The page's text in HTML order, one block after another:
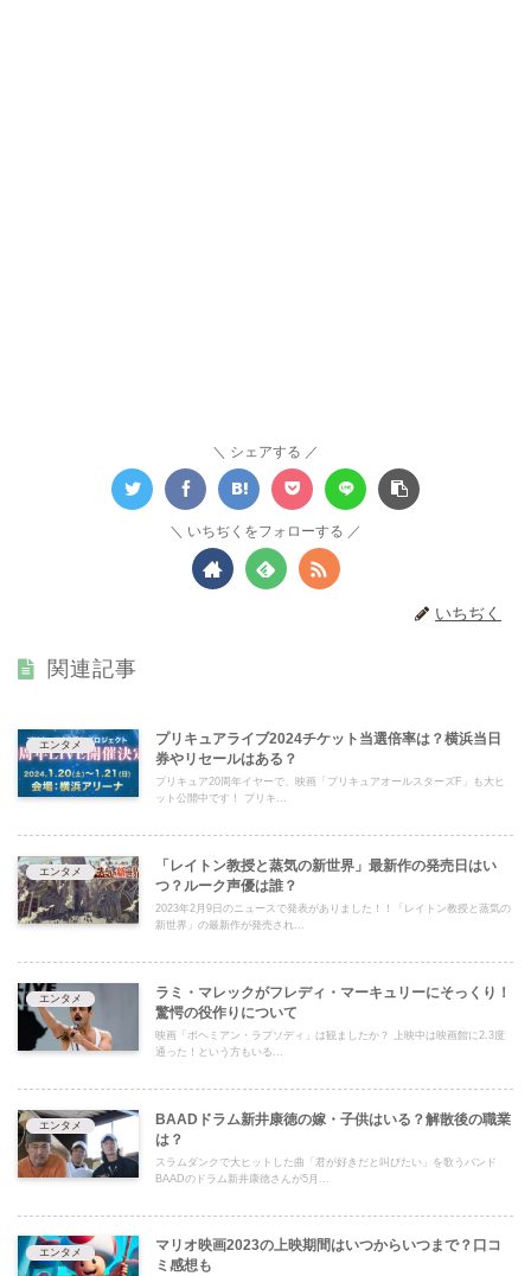
シェアする
いちぢくをフォローする
いちぢく
関連記事
エンタメ
プリキュアライブ2024チケット当選倍率は？横浜当日
券やリセールはある？
プリキュア20周年イヤーで、映画「プリキュアオールスターズF」も大ヒ
ット公開中です！ プリキ...
エンタメ
「レイトン教授と蒸気の新世界」最新作の発売日はい
つ？ルーク声優は誰？
2023年2月9日のニュースで発表がありました！！「レイトン教授と蒸気の
新世界」の最新作が発売され...
エンタメ
ラミ・マレックがフレディ・マーキュリーにそっくり！
驚愕の役作りについて
映画「ボヘミアン・ラプソディ」は観ましたか？ 上映中は映画館に2.3度
通った！という方もいる...
エンタメ
BAADドラム新井康徳の嫁・子供はいる？解散後の職業
は？
スラムダンクで大ヒットした曲「君が好きだと叫びたい」を歌うバンド
BAADのドラム新井康徳さんが5月...
エンタメ
マリオ映画2023の上映期間はいつからいつまで？口コ
ミ感想も